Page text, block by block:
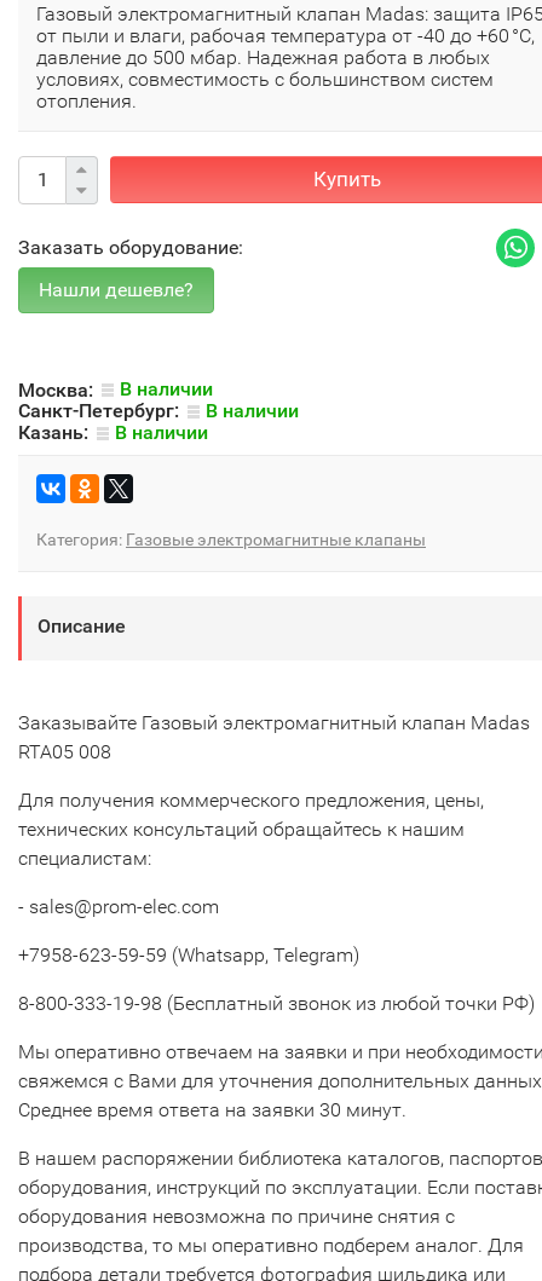
Газовый электромагнитный клапан Madas: защита
от пыли и влаги, рабочая температура от -40 до +60 °C,
давление до 500 мбар. Надежная работа в любых
условиях, совместимость с большинством систем
отопления.
Купить
Заказать оборудование:
Москва:
В наличии
Санкт-Петербург:
В наличии
Казань:
В наличии
Категория: Газовые электромагнитные клапаны
Описание
Заказывайте Газовый электромагнитный клапан Madas
RTA05 008
Для получения коммерческого предложения, цены,
технических консультаций обращайтесь к нашим
специалистам:
- sales@prom-elec.com
+7958-623-59-59 (Whatsapp, Telegram)
8-800-333-19-98 (Бесплатный звонок из любой точки РФ)
Мы оперативно отвечаем на заявки и при
свяжемся с Вами для уточнения дополнительных
Среднее время ответа на заявки 30 минут.
В нашем распоряжении библиотека каталогов, паспортов
оборудования, инструкций по эксплуатации. Если
оборудования невозможна по причине снятия с
производства, то мы оперативно подберем аналог. Для
подбора детали требуется фотография шильдика или